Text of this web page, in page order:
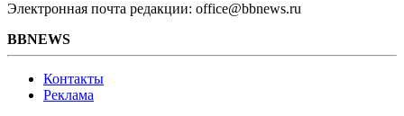
Электронная почта редакции: office@bbnews.ru
BBNEWS
Контакты
Реклама